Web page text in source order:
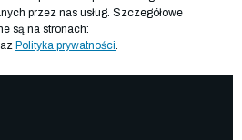
przez nas usług. Szczegółowe
są na stronach:
Polityka prywatności.